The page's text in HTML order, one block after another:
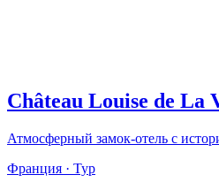
Château Louise de La
Атмосферный замок-отель с
Франция · Тур